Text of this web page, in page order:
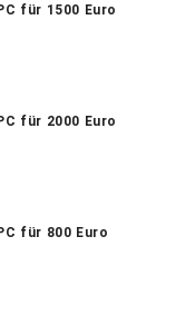
für 1500 Euro
für 2000 Euro
für 800 Euro